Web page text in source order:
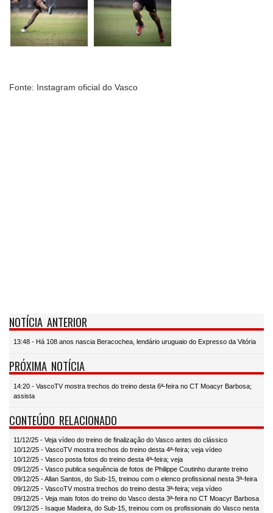
Fonte: Instagram oficial do Vasco
NOTÍCIA ANTERIOR
13:48 - Há 108 anos nascia Beracochea, lendário uruguaio do Expresso da Vitória
PRÓXIMA NOTÍCIA
14:20 - VascoTV mostra trechos do treino desta 6ª-feira no CT Moacyr Barbosa;
assista
CONTEÚDO RELACIONADO
11/12/25 - Veja vídeo do treino de finalização do Vasco antes do clássico
10/12/25 - VascoTV mostra trechos do treino desta 4ª-feira; veja vídeo
10/12/25 - Vasco posta fotos do treino desta 4ª-feira; veja
09/12/25 - Vasco publica sequência de fotos de Philippe Coutinho durante treino
09/12/25 - Allan Santos, do Sub-15, treinou com o elenco profissional nesta 3ª-feira
09/12/25 - VascoTV mostra trechos do treino desta 3ª-feira; veja vídeo
09/12/25 - Veja mais fotos do treino do Vasco desta 3ª-feira no CT Moacyr Barbosa
09/12/25 - Isaque Madeira, do Sub-15, treinou com os profissionais do Vasco nesta